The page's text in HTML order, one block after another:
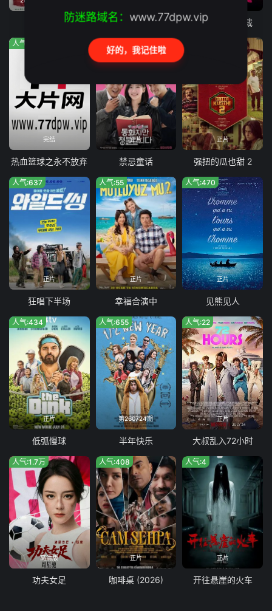
10间敢死队 莫兰舞团 夜蒲之奶爸总裁
完结
人气:268
热血篮球之永不放弃
正片
人气:227
禁忌童话
正片
强扭的瓜也甜 2
正片
人气:637
狂唱下半场
正片
人气:55
幸福合演中
正片
人气:470
见熊见人
正片
人气:434
低弧慢球
第260724期
人气:655
半年快乐
正片
人气:22
大叔乱入72小时
高清版
人气:1.7万
功夫女足
正片
人气:408
咖啡桌 (2026)
正片
人气:4
开往悬崖的火车
防迷路域名： www.77dpw.vip
好的，我记住啦